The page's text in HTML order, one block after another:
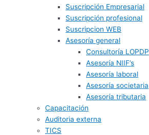
Suscripción Empresarial
Suscripción profesional
Suscripcion WEB
Asesoría general
Consultoría LOPDP
Asesoría NIIF’s
Asesoría laboral
Asesoría societaria
Asesoría tributaria
Capacitación
Auditoria externa
TICS